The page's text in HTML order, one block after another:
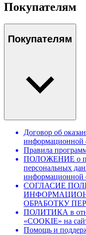
Покупателям
Покупателям
Договор об
Правила
ПОЛОЖЕНИЕ о
персональных
СОГЛАСИЕ
ОБРАБОТКУ
ПОЛИТИКА в
«COOKIE» на
Помощь и